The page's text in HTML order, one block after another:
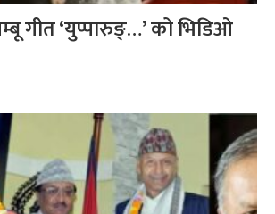
गीत ‘युप्पारुङ्…’ को भिडिओ